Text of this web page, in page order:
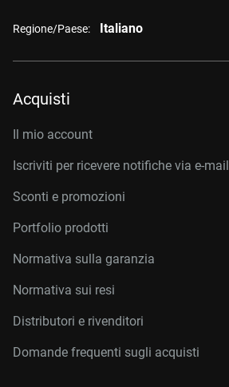
Regione/Paese: Italiano
Acquisti
Il mio account
Iscriviti per ricevere notifiche via e-mail
Sconti e promozioni
Portfolio prodotti
Normativa sulla garanzia
Normativa sui resi
Distributori e rivenditori
Domande frequenti sugli acquisti